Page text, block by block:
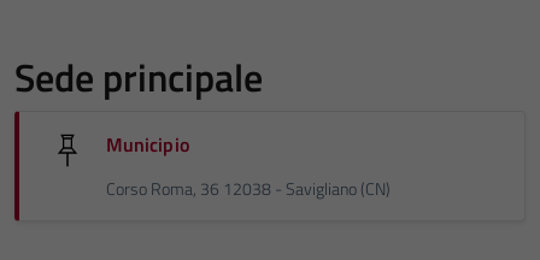
Sede principale
Municipio
Corso Roma, 36 12038 - Savigliano (CN)